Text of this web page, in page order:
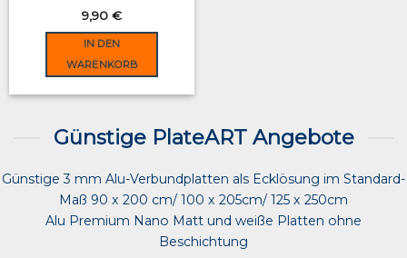
9,90 €
IN DEN
WARENKORB
Günstige PlateART Angebote
Günstige 3 mm Alu-Verbundplatten als Ecklösung im Standard-
Maß 90 x 200 cm/ 100 x 205cm/ 125 x 250cm
Alu Premium Nano Matt und weiße Platten ohne
Beschichtung